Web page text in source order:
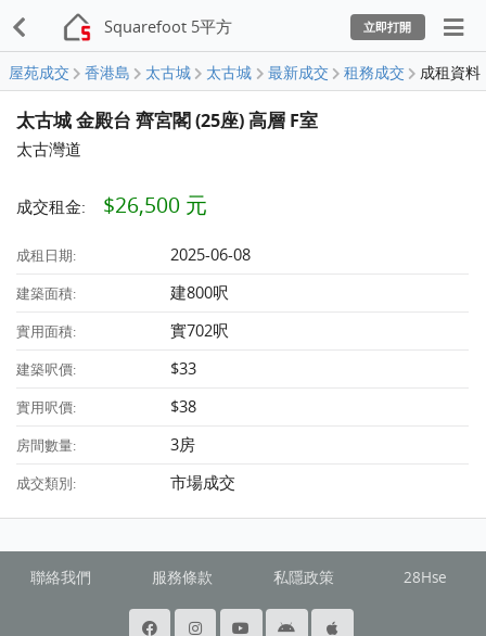
Squarefoot 5平方 立即打開
屋苑成交 香港島 太古城 太古城 最新成交 租務成交 成租資料
太古城 金殿台 齊宮閣 (25座) 高層 F室
太古灣道
成交租金: $26,500 元
成租日期: 2025-06-08
建築面積: 建800呎
實用面積: 實702呎
建築呎價: $33
實用呎價: $38
房間數量: 3房
成交類別: 市場成交
聯絡我們 服務條款 私隱政策 28Hse